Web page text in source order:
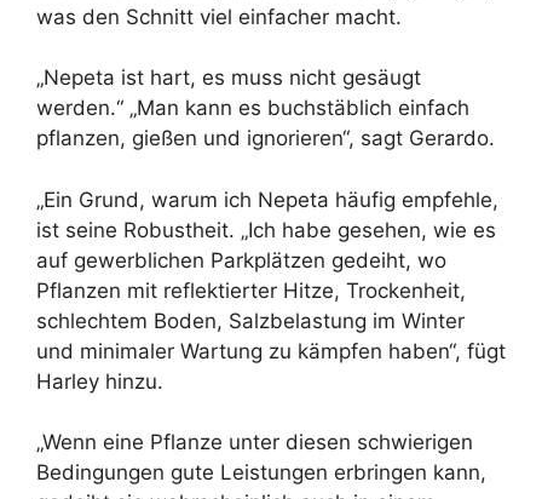
was den Schnitt viel einfacher macht.
„Nepeta ist hart, es muss nicht gesäugt
werden.“ „Man kann es buchstäblich einfach
pflanzen, gießen und ignorieren“, sagt Gerardo.
„Ein Grund, warum ich Nepeta häufig empfehle,
ist seine Robustheit. „Ich habe gesehen, wie es
auf gewerblichen Parkplätzen gedeiht, wo
Pflanzen mit reflektierter Hitze, Trockenheit,
schlechtem Boden, Salzbelastung im Winter
und minimaler Wartung zu kämpfen haben“, fügt
Harley hinzu.
„Wenn eine Pflanze unter diesen schwierigen
Bedingungen gute Leistungen erbringen kann,